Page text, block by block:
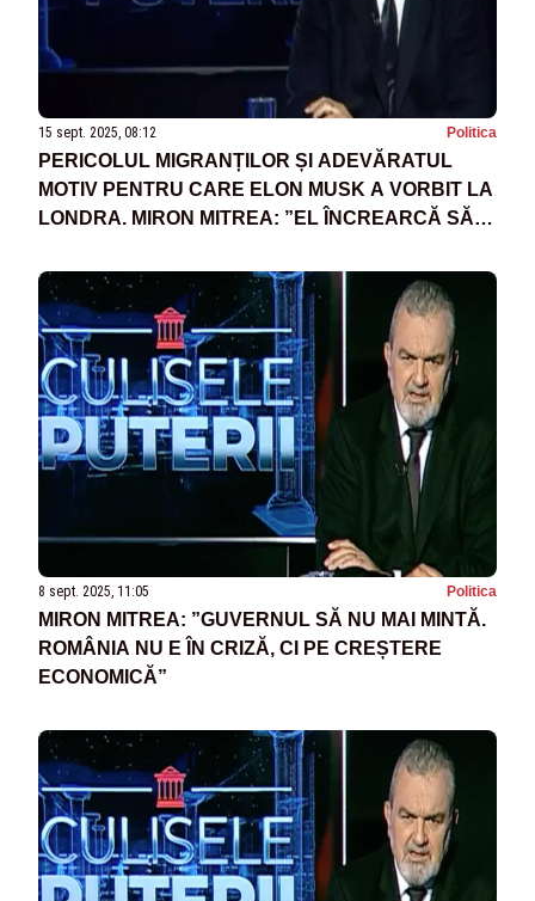
15 sept. 2025, 08:12 Politica
PERICOLUL MIGRANȚILOR ȘI ADEVĂRATUL
MOTIV PENTRU CARE ELON MUSK A VORBIT LA
LONDRA. MIRON MITREA: ”EL ÎNCREARCĂ SĂ
8 sept. 2025, 11:05 Politica
MIRON MITREA: ”GUVERNUL SĂ NU MAI MINTĂ.
ROMÂNIA NU E ÎN CRIZĂ, CI PE CREȘTERE
ECONOMICĂ”